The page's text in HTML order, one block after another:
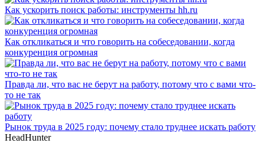
Как ускорить поиск работы: инструменты hh.ru
Как откликаться и что говорить на собеседовании, когда
конкуренция огромная
Правда ли, что вас не берут на работу, потому что с вами что-
то не так
Рынок труда в 2025 году: почему стало труднее искать работу
HeadHunter